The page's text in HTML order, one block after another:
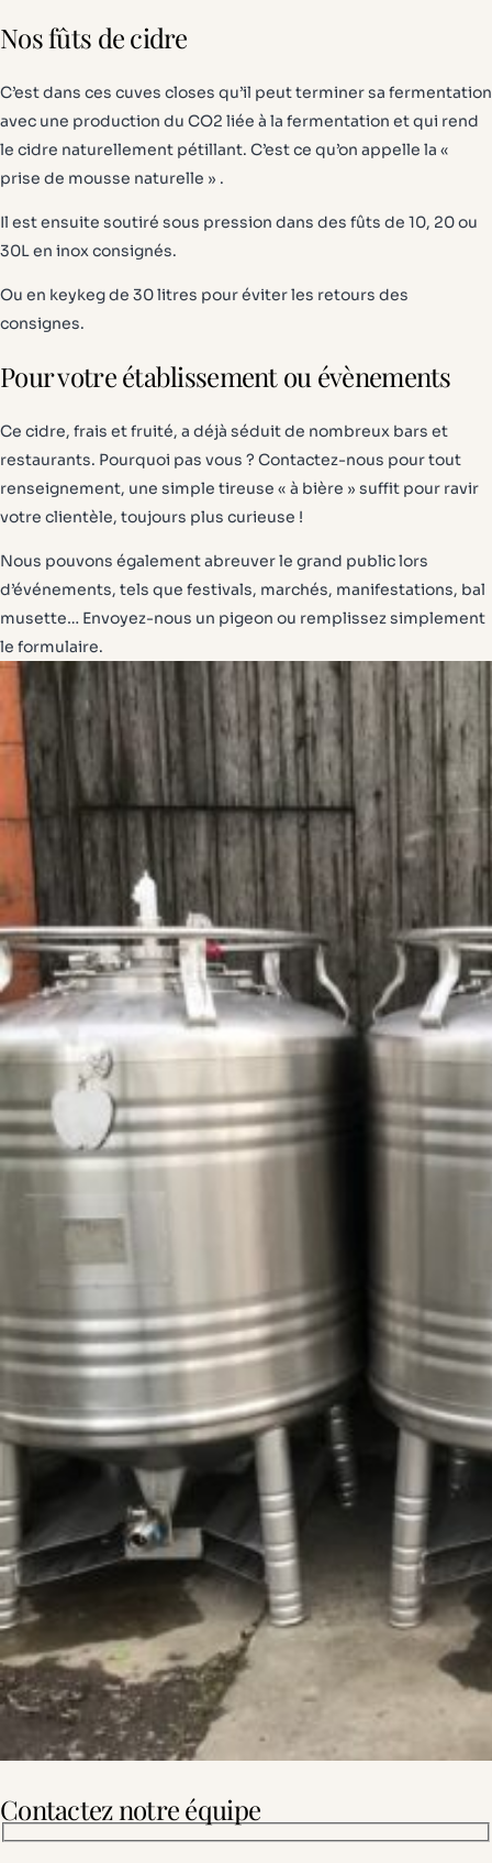
Nos fûts de cidre
C’est dans ces cuves closes qu’il peut terminer sa fermentation
avec une production du CO2 liée à la fermentation et qui rend
le cidre naturellement pétillant. C’est ce qu’on appelle la «
prise de mousse naturelle » .
Il est ensuite soutiré sous pression dans des fûts de 10, 20 ou
30L en inox consignés.
Ou en keykeg de 30 litres pour éviter les retours des
consignes.
Pour votre établissement ou évènements
Ce cidre, frais et fruité, a déjà séduit de nombreux bars et
restaurants. Pourquoi pas vous ? Contactez-nous pour tout
renseignement, une simple tireuse « à bière » suffit pour ravir
votre clientèle, toujours plus curieuse !
Nous pouvons également abreuver le grand public lors
d’événements, tels que festivals, marchés, manifestations, bal
musette… Envoyez-nous un pigeon ou remplissez simplement
le formulaire.
Contactez notre équipe